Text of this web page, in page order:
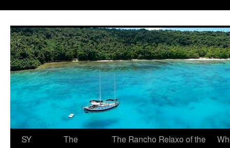
SY
The
The Rancho Relaxo of the